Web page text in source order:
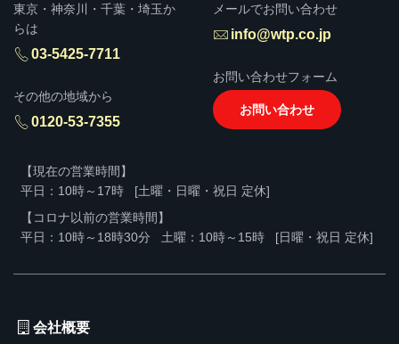
東京・神奈川・千葉・埼玉か
らは
03-5425-7711
その他の地域から
0120-53-7355
メールでお問い合わせ
info@wtp.co.jp
お問い合わせフォーム
お問い合わせ
【現在の営業時間】
平日：10時～17時
[土曜・日曜・祝日 定休]
【コロナ以前の営業時間】
平日：10時～18時30分
土曜：10時～15時 [日曜・祝日 定休]
会社概要